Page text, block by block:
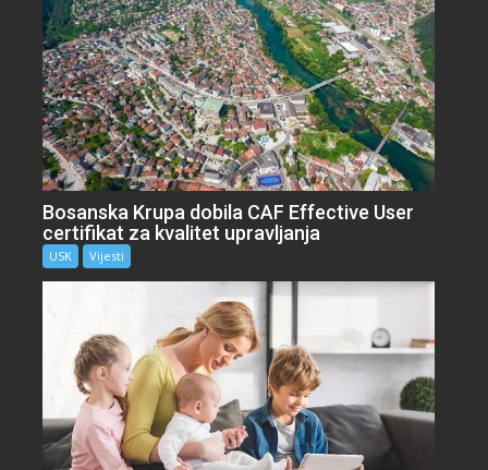
Bosanska Krupa dobila CAF Effective User
certifikat za kvalitet upravljanja
USK Vijesti